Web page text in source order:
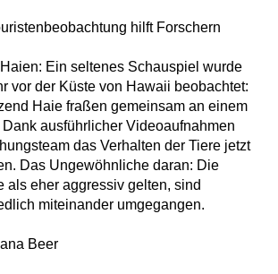
hilft Forschern
Ein seltenes Schauspiel wurde
vor der Küste von Hawaii beobachtet:
Haie fraßen gemeinsam an einem
ausführlicher Videoaufnahmen
das Verhalten der Tiere jetzt
Das Ungewöhnliche daran: Die
als eher aggressiv gelten, sind
miteinander umgegangen.
Beer